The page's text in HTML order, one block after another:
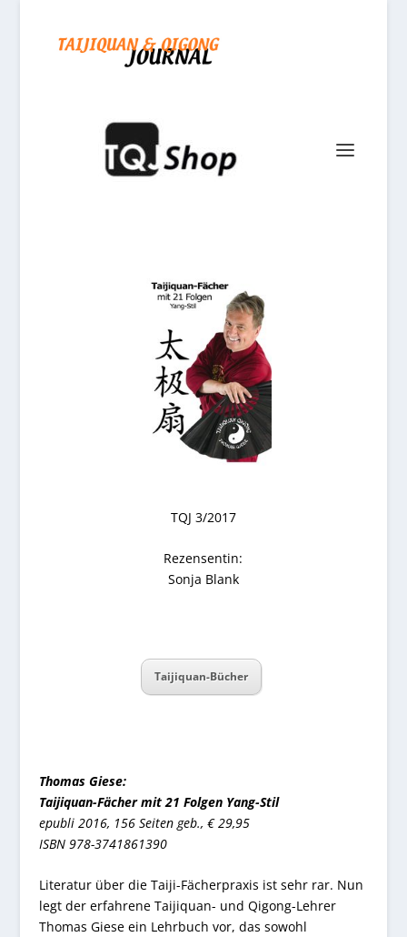
TQJ 3/2017
Rezensentin:
Sonja Blank
Taijiquan-Bücher
Thomas Giese:
Taijiquan-Fächer mit 21 Folgen Yang-Stil
epubli 2016, 156 Seiten geb., € 29,95
ISBN 978-3741861390
Literatur über die Taiji-Fächerpraxis ist sehr rar. Nun
legt der erfahrene Taijiquan- und Qigong-Lehrer
Thomas Giese ein Lehrbuch vor, das sowohl